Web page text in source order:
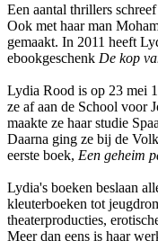
Een aantal thrillers
Ook met haar man
gemaakt. In 2011 heeft
ebookgeschenk De kop
Lydia Rood is op 23 mei
ze af aan de School voor
maakte ze haar studie
Daarna ging ze bij de
eerste boek, Een geheim
Lydia's boeken beslaan
kleuterboeken tot
theaterproducties,
Meer dan eens is haar